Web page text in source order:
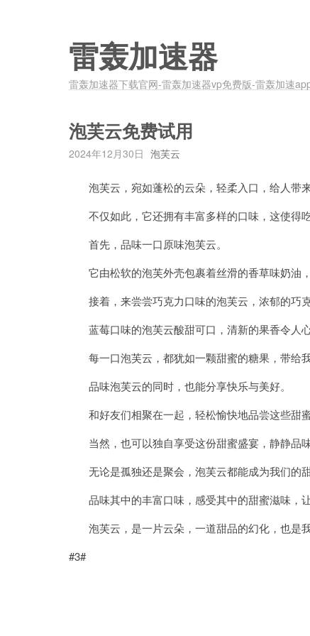
雷轰加速器
雷轰加速器下载官网-雷轰加速器vp免费版-雷轰加速
泡芙云免费试用
2024年12月30日 泡芙云
泡芙云，宛如蓬松的云朵，轻柔入口，给人带来
不仅如此，它还拥有丰富多样的口味，这使得吃
首先，品味一口原味泡芙云。
它由松软的泡芙外壳包裹着丝滑的香草味奶油，
接着，来尝尝巧克力口味的泡芙云，浓郁的巧克
蓝莓口味的泡芙云酸甜可口，清新的果香令人心
每一口泡芙云，都犹如一颗甜蜜的糖果，带给我
品味泡芙云的同时，也能分享快乐与美好。
和好友们相聚在一起，轻松愉快地品尝这些甜蜜
当然，也可以独自享受这份甜蜜盛宴，静静品味
无论是孤独还是聚会，泡芙云都能成为我们的甜
品味其中的丰富口味，感受其中的甜蜜滋味，让
泡芙云，是一片云朵，一道甜品的幻化，也是我
#3#